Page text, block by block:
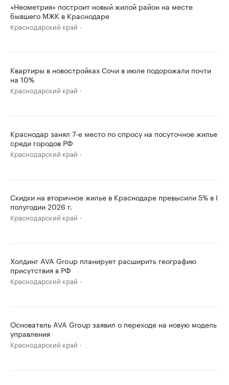
«Неометрия» построит новый жилой район на месте
бывшего МЖК в Краснодаре
Краснодарский край
Квартиры в новостройках Сочи в июле подорожали почти
на 10%
Краснодарский край
Краснодар занял 7-е место по спросу на посуточное жилье
среди городов РФ
Краснодарский край
Скидки на вторичное жилье в Краснодаре превысили 5% в I
полугодии 2026 г.
Краснодарский край
Холдинг AVA Group планирует расширить географию
присутствия в РФ
Краснодарский край
Основатель AVA Group заявил о переходе на новую модель
управления
Краснодарский край